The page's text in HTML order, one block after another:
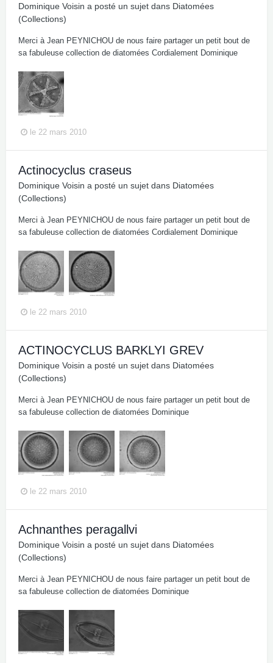
Dominique Voisin a posté un sujet dans Diatomées
(Collections)
Merci à Jean PEYNICHOU de nous faire partager un petit bout de
sa fabuleuse collection de diatomées Cordialement Dominique
le 22 mars 2010
Actinocyclus craseus
Dominique Voisin a posté un sujet dans Diatomées
(Collections)
Merci à Jean PEYNICHOU de nous faire partager un petit bout de
sa fabuleuse collection de diatomées Cordialement Dominique
le 22 mars 2010
ACTINOCYCLUS BARKLYI GREV
Dominique Voisin a posté un sujet dans Diatomées
(Collections)
Merci à Jean PEYNICHOU de nous faire partager un petit bout de
sa fabuleuse collection de diatomées Dominique
le 22 mars 2010
Achnanthes peragallvi
Dominique Voisin a posté un sujet dans Diatomées
(Collections)
Merci à Jean PEYNICHOU de nous faire partager un petit bout de
sa fabuleuse collection de diatomées Dominique